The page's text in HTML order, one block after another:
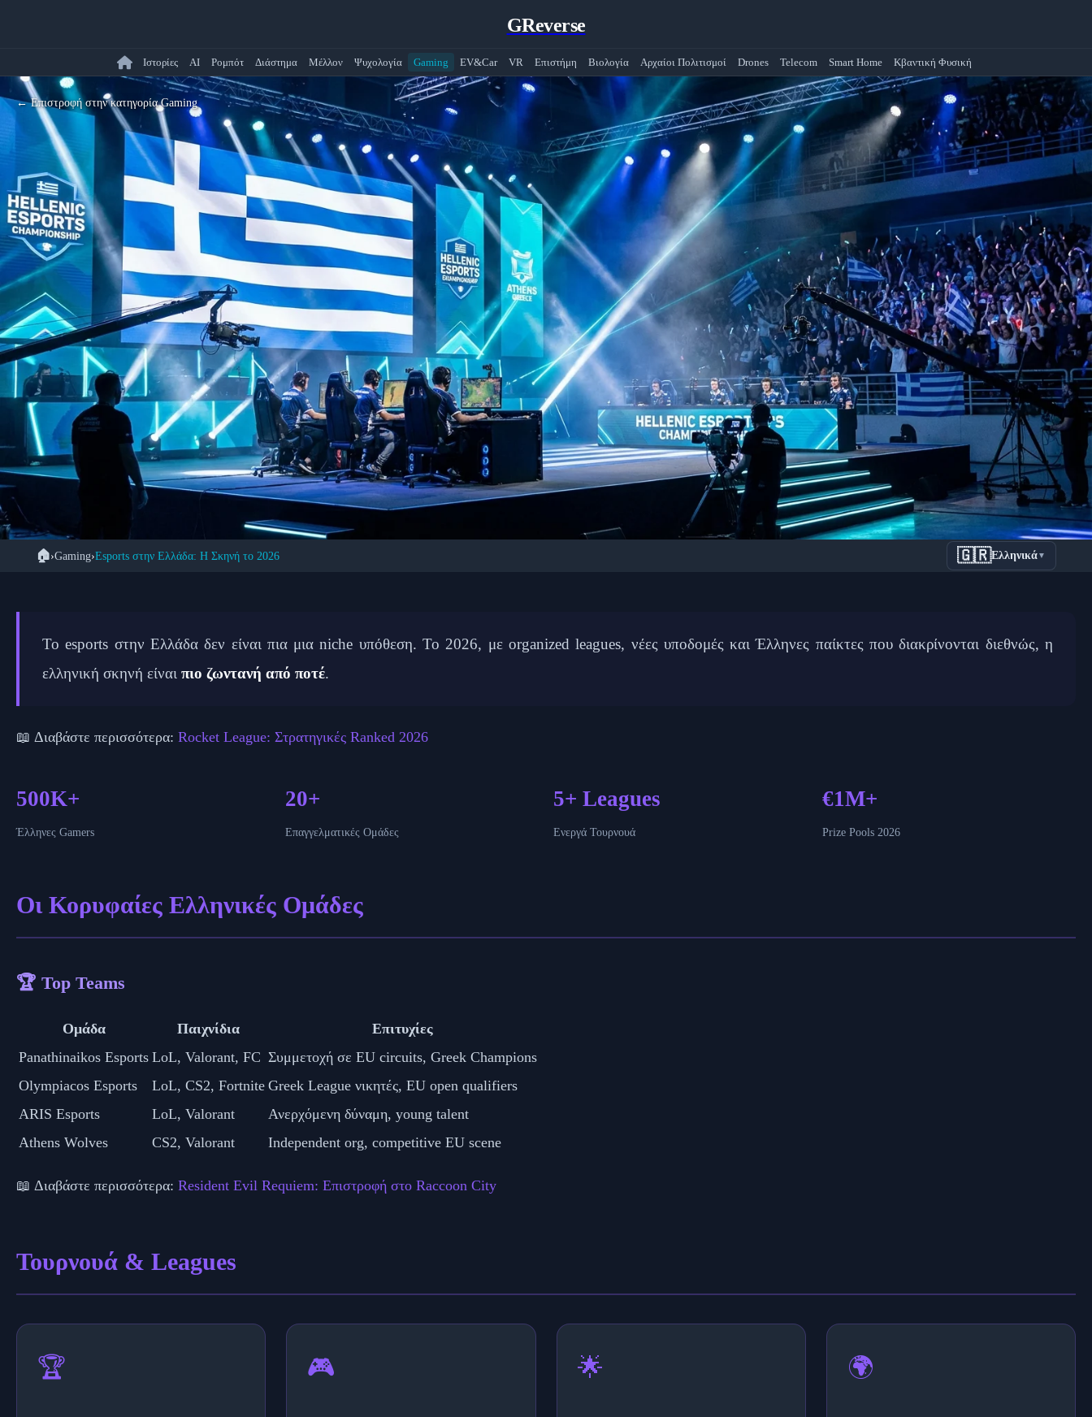
GReverse
Ιστορίες AI Ρομπότ Διάστημα Μέλλον Ψυχολογία Gaming EV&Car VR Επιστήμη Βιολογία Αρχαίοι Πολιτισμοί Drones Telecom Smart Home Κβαντική Φυσική
← Επιστροφή στην κατηγορία Gaming
Τουρνουά και Ευκαιρίες
🏠›Gaming›Esports στην Ελλάδα: Η Σκηνή το 2026 🇬🇷Ελληνικά▼
Το esports στην Ελλάδα δεν είναι πια μια niche υπόθεση. Το 2026, με organized leagues, νέες υποδομές και Έλληνες παίκτες που διακρίνονται διεθνώς, η
ελληνική σκηνή είναι πιο ζωντανή από ποτέ.
📖 Διαβάστε περισσότερα: Rocket League: Στρατηγικές Ranked 2026
500K+
Έλληνες Gamers
20+
Επαγγελματικές Ομάδες
5+ Leagues
Ενεργά Τουρνουά
€1M+
Prize Pools 2026
Οι Κορυφαίες Ελληνικές Ομάδες
🏆 Top Teams
Ομάδα Παιχνίδια
Επιτυχίες
Panathinaikos Esports LoL, Valorant, FC Συμμετοχή σε EU circuits, Greek Champions
Olympiacos Esports
LoL, CS2, Fortnite Greek League νικητές, EU open qualifiers
ARIS Esports
LoL, Valorant
Ανερχόμενη δύναμη, young talent
Athens Wolves
CS2, Valorant Independent org, competitive EU scene
📖 Διαβάστε περισσότερα: Resident Evil Requiem: Επιστροφή στο Raccoon City
Τουρνουά & Leagues
🏆 🎮 🌟 🌍